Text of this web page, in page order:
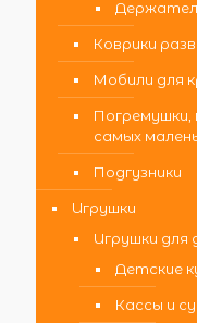
Коврики
Мобили для
Погремушки,
самых
Подгузники
Игрушки
Игрушки для
Детские
Кассы и